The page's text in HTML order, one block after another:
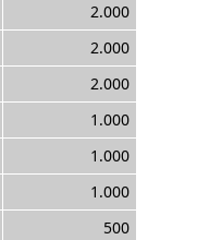
2.000
2.000
2.000
1.000
1.000
1.000
500